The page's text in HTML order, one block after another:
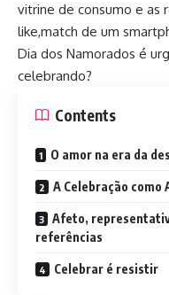
vitrine de consumo e as
like,match de um
Dia dos Namorados é
celebrando?
Contents
O amor na era da
A Celebração como
Afeto,
referências
Celebrar é resistir